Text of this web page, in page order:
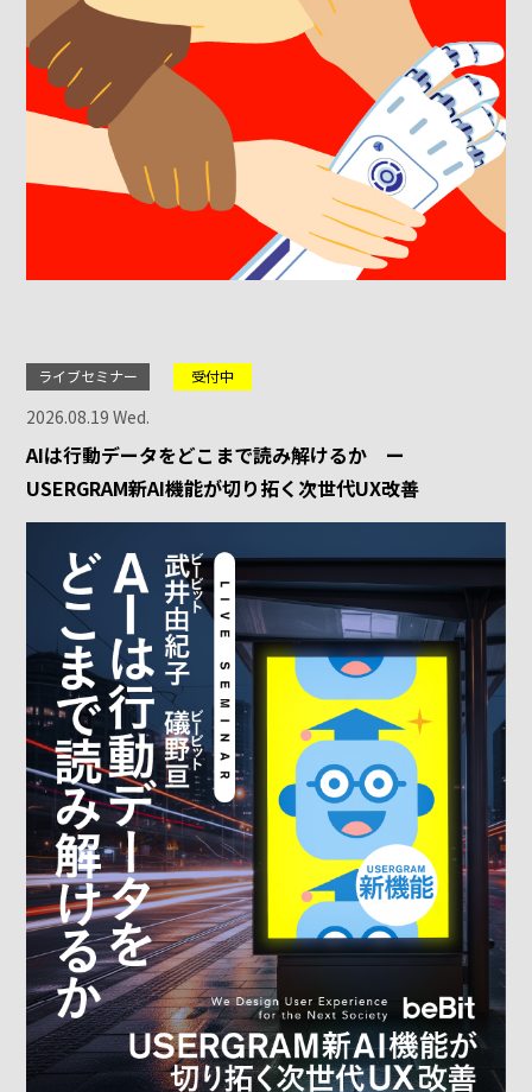
ライブセミナー 受付中
2026.08.19 Wed.
AIは行動データをどこまで読み解けるか ー
USERGRAM新AI機能が切り拓く次世代UX改善